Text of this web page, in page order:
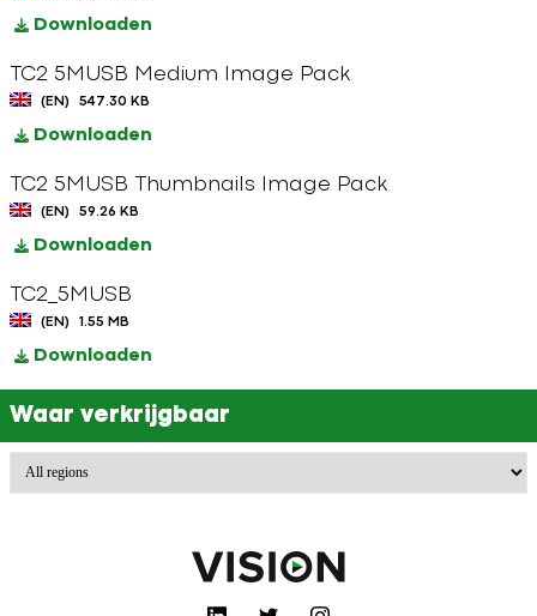
Downloaden
TC2 5MUSB Medium Image Pack
(EN) 547.30 KB
Downloaden
TC2 5MUSB Thumbnails Image Pack
(EN) 59.26 KB
Downloaden
TC2_5MUSB
(EN) 1.55 MB
Downloaden
Waar verkrijgbaar